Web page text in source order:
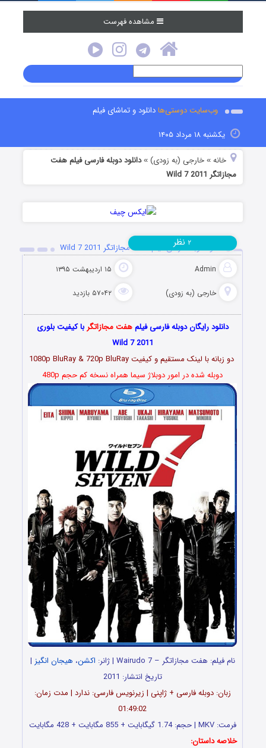
مشاهده فهرست
وب‌سایت دوستی‌هادانلود و تماشای فیلم
یکشنبه ۱۸ مرداد ۱۴۰۵
خانه »خارجی (به زودی) »دانلود دوبله فارسی فیلم هفت
مجازاتگر Wild 7 2011
دانلود دوبله فارسی فیلم هفت مجازاتگر Wild 7 2011
Admin ۱۵ اردیبهشت ۱۳۹۵
خارجی (به زودی) ۵۷۰۴۲ بازدید
۲ نظر
دانلود رایگان دوبله فارسی فیلمهفت مجازاتگر با کیفیت بلوری
Wild 7 2011
دو زبانه با لینک مستقیم و کیفیت 1080p BluRay & 720p BluRay
دوبله شده در امور دوبلاژ سیما همراه نسخه کم حجم 480p
نام فیلم: هفت مجازاتگر – Wairudo 7 | ژانر: اکشن، هیجان انگیز |
تاریخ انتشار: 2011
زبان: دوبله فارسی + ژاپنی | زیرنویس فارسی: ندارد | مدت زمان:
01:49:02
فرمت: MKV | حجم: 1.74 گیگابایت + 855 مگابایت + 428 مگابایت
خلاصه داستان: